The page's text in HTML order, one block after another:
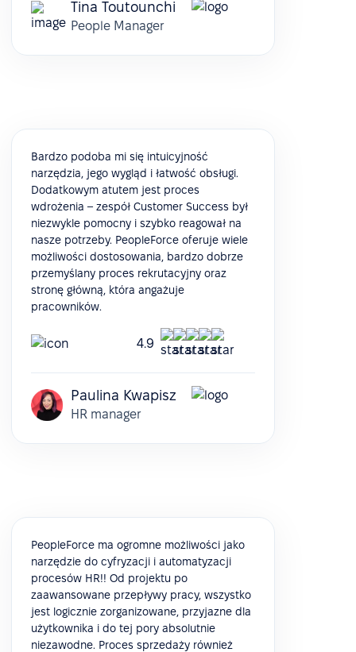
Tina Toutounchi
People Manager
Bardzo podoba mi się intuicyjność
narzędzia, jego wygląd i łatwość obsługi.
Dodatkowym atutem jest proces
wdrożenia – zespół Customer Success był
niezwykle pomocny i szybko reagował na
nasze potrzeby. PeopleForce oferuje wiele
możliwości dostosowania, bardzo dobrze
przemyślany proces rekrutacyjny oraz
stronę główną, która angażuje
pracowników.
4.9
Paulina Kwapisz
HR manager
PeopleForce ma ogromne możliwości jako
narzędzie do cyfryzacji i automatyzacji
procesów HR!! Od projektu po
zaawansowane przepływy pracy, wszystko
jest logicznie zorganizowane, przyjazne dla
użytkownika i do tej pory absolutnie
niezawodne. Proces sprzedaży również